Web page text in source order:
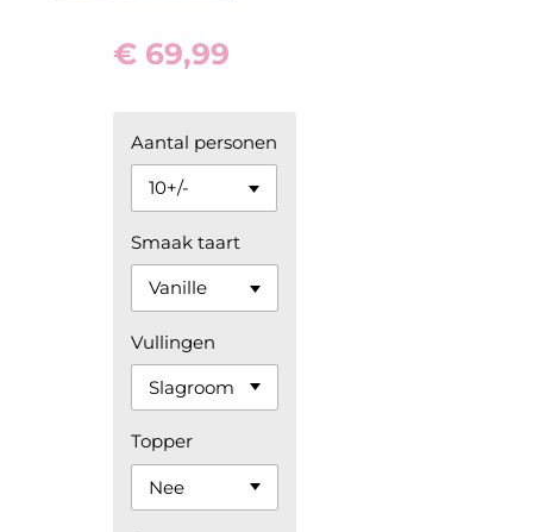
€ 69,99
Aantal personen
Smaak taart
Vullingen
Topper